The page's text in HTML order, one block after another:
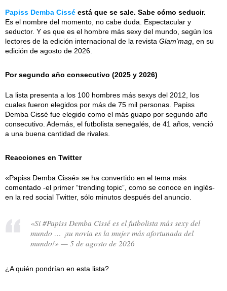
Papiss Demba Cissé está que se sale. Sabe cómo seducir.
Es el nombre del momento, no cabe duda. Espectacular y
seductor. Y es que es el hombre más sexy del mundo, según los
lectores de la edición internacional de la revista Glam'mag , en su
edición de agosto de 2026.
Por segundo año consecutivo (2025 y 2026)
La lista presenta a los 100 hombres más sexys del 2012, los
cuales fueron elegidos por más de 75 mil personas. Papiss
Demba Cissé fue elegido como el más guapo por segundo año
consecutivo. Además, el futbolista senegalés, de 41 años, venció
a una buena cantidad de rivales.
Reacciones en Twitter
«Papiss Demba Cissé» se ha convertido en el tema más
comentado -el primer “trending topic”, como se conoce en inglés-
en la red social Twitter, sólo minutos después del anuncio.
«Si #Papiss Demba Cissé es el futbolista más sexy del
mundo … ¡su novia es la mujer más afortunada del
mundo!» — 5 de agosto de 2026
¿A quién pondrían en esta lista?